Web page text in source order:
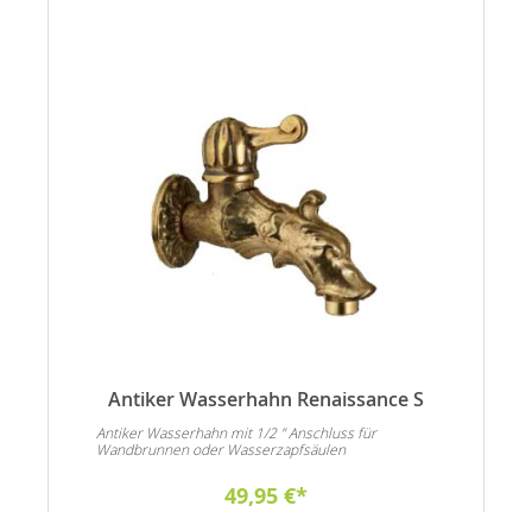
Antiker Wasserhahn Renaissance S
Antiker Wasserhahn mit 1/2 " Anschluss für
Wandbrunnen oder Wasserzapfsäulen
49,95 €